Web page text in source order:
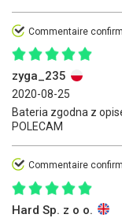
Commentaire
zyga_235
2020-08-25
Bateria zgodna z
POLECAM
Commentaire
Hard Sp. z o o.